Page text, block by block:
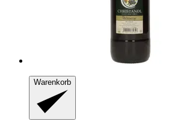
Warenkorb